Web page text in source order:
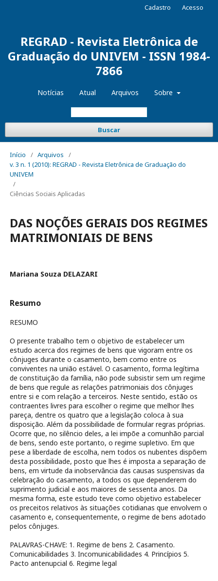
REGRAD - Revista Eletrônica de
Graduação do UNIVEM - ISSN 1984-
7866
Notícias Atual Arquivos Sobre
Buscar
Cadastro Acesso
Início / Arquivos
/
v. 3 n. 1 (2010): REGRAD - Revista Eletrônica de Graduação do
UNIVEM
/
Ciências Sociais Aplicadas
DAS NOÇÕES GERAIS DOS REGIMES
MATRIMONIAIS DE BENS
Mariana Souza DELAZARI
Resumo
RESUMO
O presente trabalho tem o objetivo de estabelecer um
estudo acerca dos regimes de bens que vigoram entre os
cônjuges durante o casamento, bem como entre os
conviventes na união estável. O casamento, forma legítima
de constituição da família, não pode subsistir sem um regime
de bens que regule as relações patrimoniais dos cônjuges
entre si e com relação a terceiros. Neste sentido, estão os
contraentes livres para escolher o regime que melhor lhes
pareça, dentre os quatro que a legislação coloca à sua
disposição. Além da possibilidade de formular regras próprias.
Ocorre que, no silêncio deles, a lei impõe a comunhão parcial
de bens, sendo este portanto, o regime supletivo. Em que
pese a liberdade de escolha, nem todos os nubentes dispõem
desta possibilidade, posto que lhes é imposta a separação de
bens, em virtude da inobservância das causas suspensivas da
celebração do casamento, a todos os que dependerem do
suprimento judicial e aos maiores de sessenta anos. Da
mesma forma, este estudo teve como objetivo estabelecer
os preceitos relativos às situações cotidianas que envolvem o
casamento e, consequentemente, o regime de bens adotado
pelos cônjuges.
PALAVRAS-CHAVE: 1. Regime de bens 2. Casamento.
Comunicabilidades 3. Incomunicabilidades 4. Princípios 5.
Pacto antenupcial 6. Regime legal